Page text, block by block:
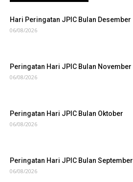
Hari Peringatan JPIC Bulan Desember
06/08/2026
Peringatan Hari JPIC Bulan November
06/08/2026
Peringatan Hari JPIC Bulan Oktober
06/08/2026
Peringatan Hari JPIC Bulan September
06/08/2026